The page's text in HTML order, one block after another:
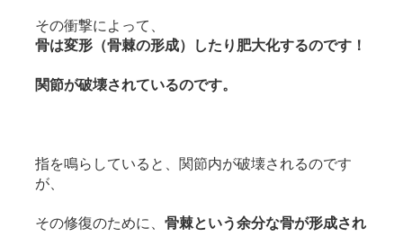
その衝撃によって、
骨は変形（骨棘の形成）したり肥大化するのです！
関節が破壊されているのです。
指を鳴らしていると、関節内が破壊されるのです
が、
その修復のために、 骨棘という余分な骨が形成され